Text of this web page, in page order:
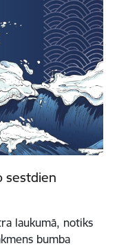
sestdien
laukumā, notiks
bumba